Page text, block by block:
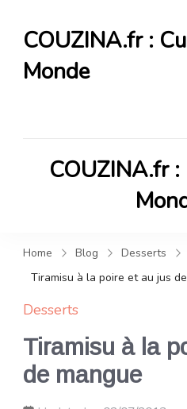
COUZINA.fr :
Monde
COUZINA.fr
Home Blog
Desserts
Tiramisu à la poire et au jus
Desserts
Tiramisu à la
de mangue